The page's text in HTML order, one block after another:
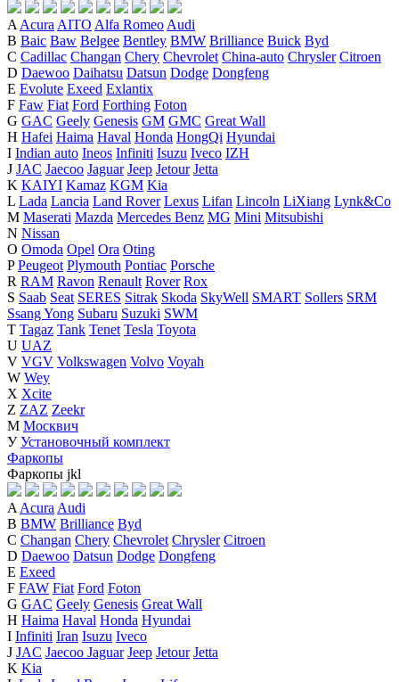
A Acura AITO Alfa Romeo Audi
B Baic Baw Belgee Bentley BMW Brilliance Buick Byd
C Cadillac Changan Chery Chevrolet China-auto Chrysler Citroen
D Daewoo Daihatsu Datsun Dodge Dongfeng
E Evolute Exeed Exlantix
F Faw Fiat Ford Forthing Foton
G GAC Geely Genesis GM GMC Great Wall
H Hafei Haima Haval Honda HongQi Hyundai
I Indian auto Ineos Infiniti Isuzu Iveco IZH
J JAC Jaecoo Jaguar Jeep Jetour Jetta
K KAIYI Kamaz KGM Kia
L Lada Lancia Land Rover Lexus Lifan Lincoln LiXiang Lynk&Co
M Maserati Mazda Mercedes Benz MG Mini Mitsubishi
N Nissan
O Omoda Opel Ora Oting
P Peugeot Plymouth Pontiac Porsche
R RAM Ravon Renault Rover Rox
S Saab Seat SERES Sitrak Skoda SkyWell SMART Sollers SRM
Ssang Yong Subaru Suzuki SWM
T Tagaz Tank Tenet Tesla Toyota
U UAZ
V VGV Volkswagen Volvo Voyah
W Wey
X Xcite
Z ZAZ Zeekr
М Москвич
У Установочный комплект
Фаркопы
Фаркопы jkl
A Acura Audi
B BMW Brilliance Byd
C Changan Chery Chevrolet Chrysler Citroen
D Daewoo Datsun Dodge Dongfeng
E Exeed
F FAW Fiat Ford Foton
G GAC Geely Genesis Great Wall
H Haima Haval Honda Hyundai
I Infiniti Iran Isuzu Iveco
J JAC Jaecoo Jaguar Jeep Jetour Jetta
K Kia